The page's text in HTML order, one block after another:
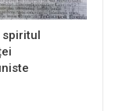
spiritul